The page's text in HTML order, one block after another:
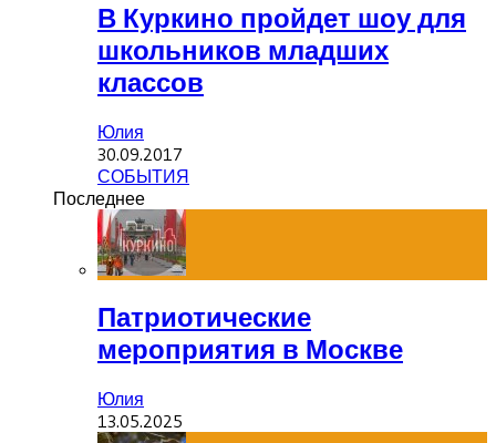
В Куркино пройдет шоу для
школьников младших
классов
Юлия
30.09.2017
СОБЫТИЯ
Последнее
Патриотические
мероприятия в Москве
Юлия
13.05.2025